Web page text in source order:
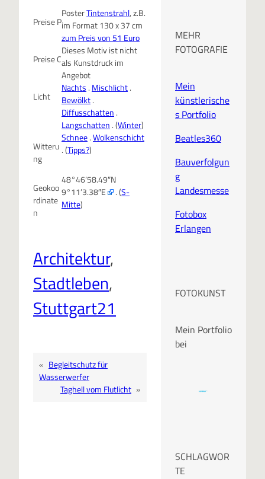
Preise P
PosterTintenstrahl, z.B.
im Format 130 x 37 cm
zum Preis von 51 Euro
Preise C
Dieses Motiv ist nicht
als Kunstdruck im
Angebot
Licht
Nachts.Mischlicht.
Bewölkt.
Diffusschatten.
Langschatten. (Winter)
Witteru
ng
Schnee.Wolkenschicht
. (Tipps?)
Geokoo
rdinate
n
48°46’58.49″N
9°11’3.38″E
. (S-
Mitte)
Architektur
Stadtleben
Stuttgart21
« Begleitschutz für
Wasserwerfer
Taghell vom Flutlicht »
MEHR
FOTOGRAFIE
Mein
künstlerische
s Portfolio
Beatles360
Bauverfolgun
g
Landesmesse
Fotobox
Erlangen
FOTOKUNST
Mein Portfolio
bei
SCHLAGWOR
TE